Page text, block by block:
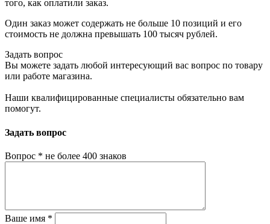
того, как оплатили заказ.
Один заказ может содержать не больше 10 позиций и его
стоимость не должна превышать 100 тысяч рублей.
Задать вопрос
Вы можете задать любой интересующий вас вопрос по товару
или работе магазина.
Наши квалифицированные специалисты обязательно вам
помогут.
Задать вопрос
Вопрос * не более 400 знаков
Ваше имя *